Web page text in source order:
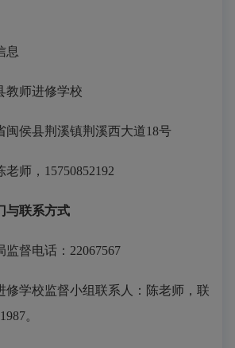
息
教师进修学校
闽侯县荆溪镇荆溪西大道18号
老师 ， 15750852192
与联系方式
监督电话： 22067567
修学校监督小组联系人：陈老师，联
。